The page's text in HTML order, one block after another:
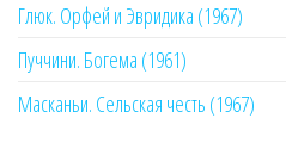
Глюк. Орфей и Эвридика (1967)
Пуччини. Богема (1961)
Масканьи. Сельская честь (1967)